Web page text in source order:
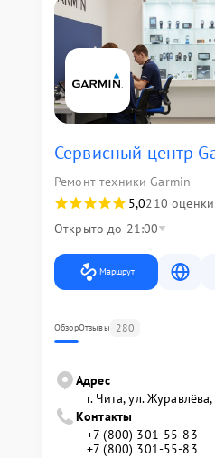
Сервисный центр
Ремонт техники Garmin
5,0210 оценки
Открыто до 21:00
Маршрут
ОбзорОтзывы 280
Адрес
г. Чита, ул.
Контакты
+7 (800) 301-55-83
+7 (800) 301-55-83